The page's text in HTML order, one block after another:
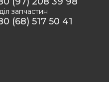
запчастин
(68) 517 50 41